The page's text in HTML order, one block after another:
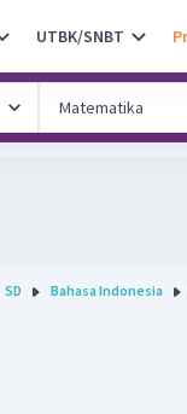
UTBK/SNBT
SD Bahasa Indonesia